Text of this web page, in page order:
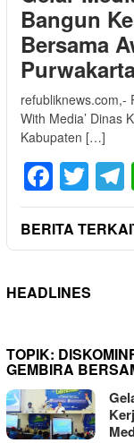
Bangun
Bersama
Purwakarta
refubliknews.com,-
With Media’ Dinas
Kabupaten […]
BERITA
HEADLINES
TOPIK:
GEMBIRA